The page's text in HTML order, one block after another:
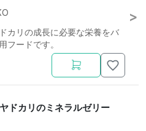
カリの成長に必要な栄養をバ
フードです。
ドカリのミネラルゼリー